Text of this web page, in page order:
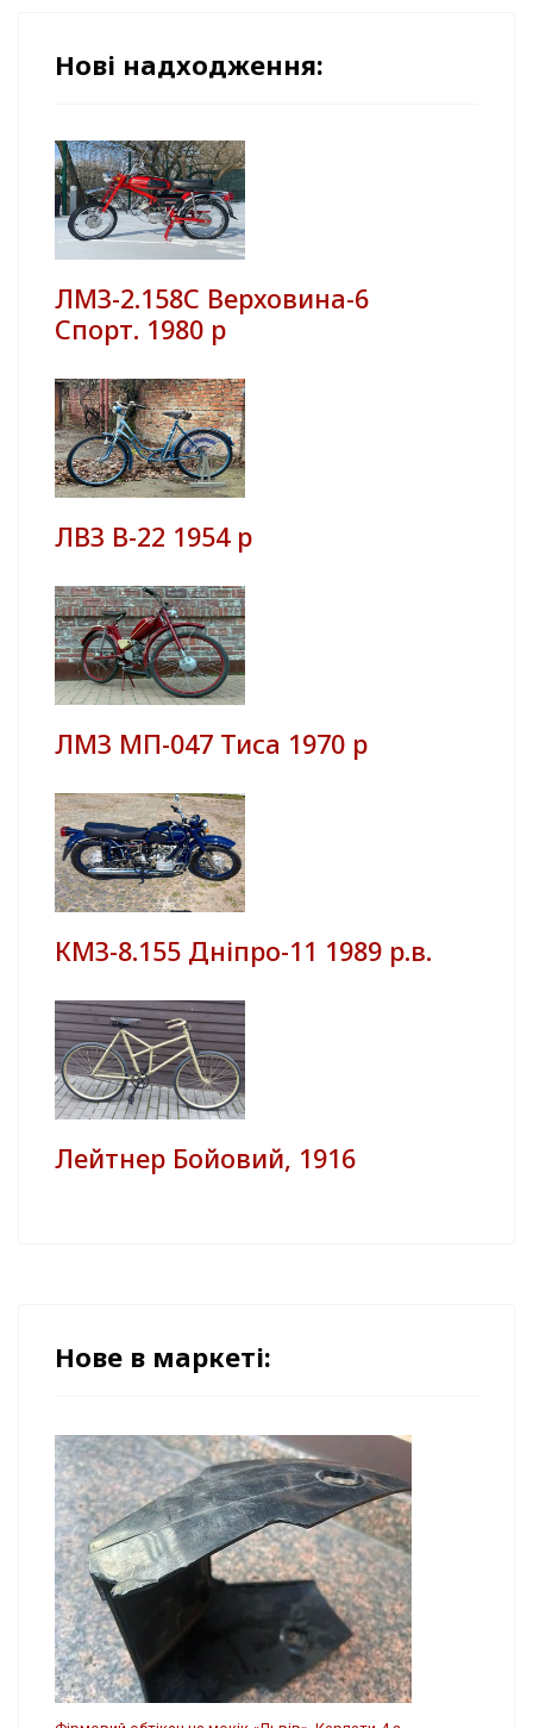
Нові надходження:
ЛМЗ-2.158С Верховина-6
Спорт. 1980 р
ЛВЗ В-22 1954 р
ЛМЗ МП-047 Тиса 1970 р
КМЗ-8.155 Дніпро-11 1989 р.в.
Лейтнер Бойовий, 1916
Нове в маркеті: